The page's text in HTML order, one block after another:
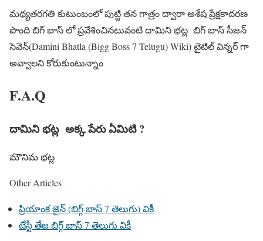
మధ్యతరగతి కుటుంబంలో పుట్టి తన గాత్రం ద్వారా అశేష ప్రేక్షకాదరణ
పొంది బిగ్ బాస్ లో ప్రవేశించినటువంటి దామిని భట్ల బిగ్ బాస్ సీజన్
సెవెన్(Damini Bhatla (Bigg Boss 7 Telugu) Wiki) టైటిల్ విన్నర్ గా
అవ్వాలని కోరుకుంటున్నాం
F.A.Q
దామిని భట్ల అక్క పేరు ఏమిటి ?
మౌనిమ భట్ల
Other Articles
ప్రియాంక జైన్ (బిగ్గ్ బాస్ 7 తెలుగు) వికీ
టేస్టీ తేజ బిగ్గ్ బాస్ 7 తెలుగు వికీ